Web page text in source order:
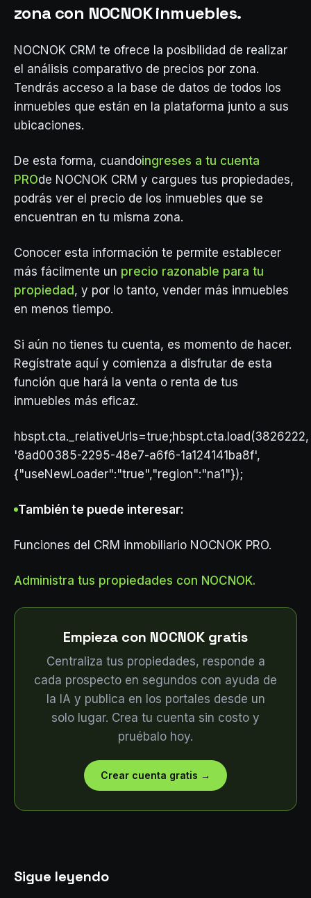
zona con NOCNOK inmuebles.
NOCNOK CRM te ofrece la posibilidad de realizar
el análisis comparativo de precios por zona.
Tendrás acceso a la base de datos de todos los
inmuebles que están en la plataforma junto a sus
ubicaciones.
De esta forma, cuandoingreses a tu cuenta
PROde NOCNOK CRM y cargues tus propiedades,
podrás ver el precio de los inmuebles que se
encuentran en tu misma zona.
Conocer esta información te permite establecer
más fácilmente un precio razonable para tu
propiedad , y por lo tanto, vender más inmuebles
en menos tiempo.
Si aún no tienes tu cuenta, es momento de hacer.
Regístrate aquí y comienza a disfrutar de esta
función que hará la venta o renta de tus
inmuebles más eficaz.
hbspt.cta._relativeUrls=true;hbspt.cta.load(3826222,
'8ad00385-2295-48e7-a6f6-1a124141ba8f',
{"useNewLoader":"true","region":"na1"});
También te puede interesar:
Funciones del CRM inmobiliario NOCNOK PRO.
Administra tus propiedades con NOCNOK.
Empieza con NOCNOK gratis
Centraliza tus propiedades, responde a
cada prospecto en segundos con ayuda de
la IA y publica en los portales desde un
solo lugar. Crea tu cuenta sin costo y
pruébalo hoy.
Crear cuenta gratis →
Sigue leyendo